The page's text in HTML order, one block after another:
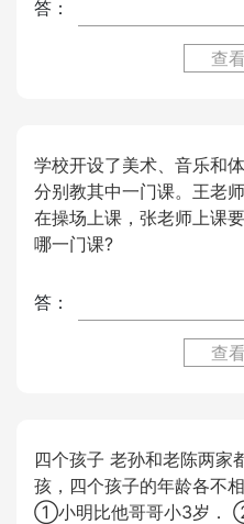
答：
查
学校开设了美术、音乐和
分别教其中一门课。王老
在操场上课，张老师上课
哪一门课?
答：
查
四个孩子 老孙和老陈两家
孩，四个孩子的年龄各不
①小明比他哥哥小3岁．